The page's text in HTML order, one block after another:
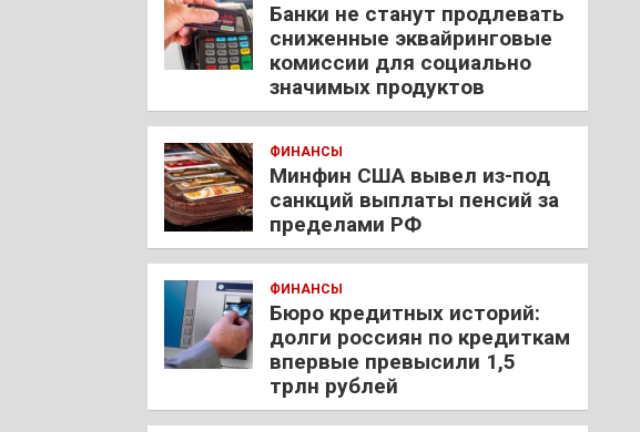
Банки не станут продлевать
сниженные эквайринговые
комиссии для социально
значимых продуктов
ФИНАНСЫ
Минфин США вывел из-под
санкций выплаты пенсий за
пределами РФ
ФИНАНСЫ
Бюро кредитных историй:
долги россиян по кредиткам
впервые превысили 1,5
трлн рублей